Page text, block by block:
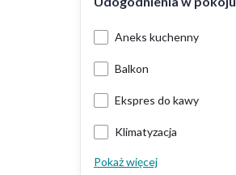
Aneks kuchenny
Balkon
Ekspres do kawy
Klimatyzacja
Pokaż więcej